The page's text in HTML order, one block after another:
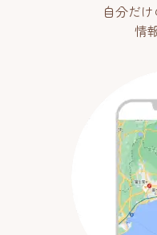
自分だ
情